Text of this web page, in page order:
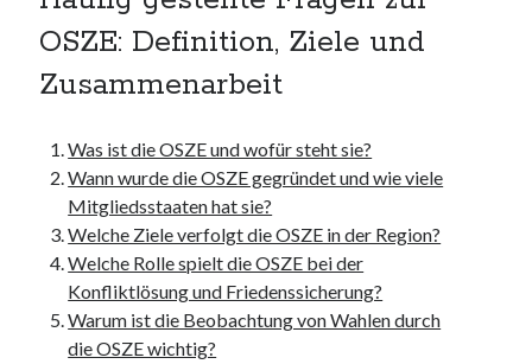
kultur
kunst und handwerk
nordsee
ostsee
ostsee urlaub
osze
privatumzug
rollstuhlgerechte ferienwohnung
seniorenreisen
sportunterricht
türmaße
OSZE: Definition, Ziele und
Zusammenarbeit
Was ist die OSZE und wofür steht sie?
Wann wurde die OSZE gegründet und wie viele
Mitgliedsstaaten hat sie?
Welche Ziele verfolgt die OSZE in der Region?
Welche Rolle spielt die OSZE bei der
Konfliktlösung und Friedenssicherung?
Warum ist die Beobachtung von Wahlen durch
die OSZE wichtig?